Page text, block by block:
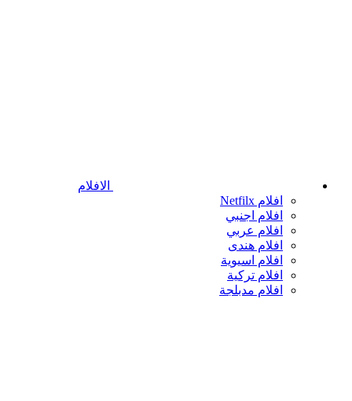
الافلام
افلام Netfilx
افلام اجنبي
افلام عربي
افلام هندى
افلام اسيوية
افلام تركية
افلام مدبلجة